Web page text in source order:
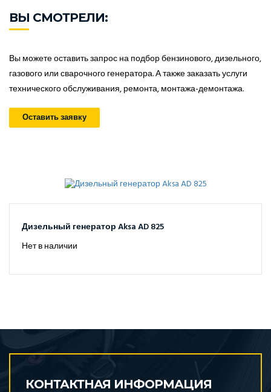
ВЫ СМОТРЕЛИ:
Вы можете оставить запрос на подбор бензинового, дизельного,
газового или сварочного генератора. А также заказать услуги
технического обслуживания, ремонта, монтажа-демонтажа.
Оставить заявку
Дизельный генератор Aksa AD 825
Нет в наличии
КОНТАКТНАЯ ИНФОРМАЦИЯ